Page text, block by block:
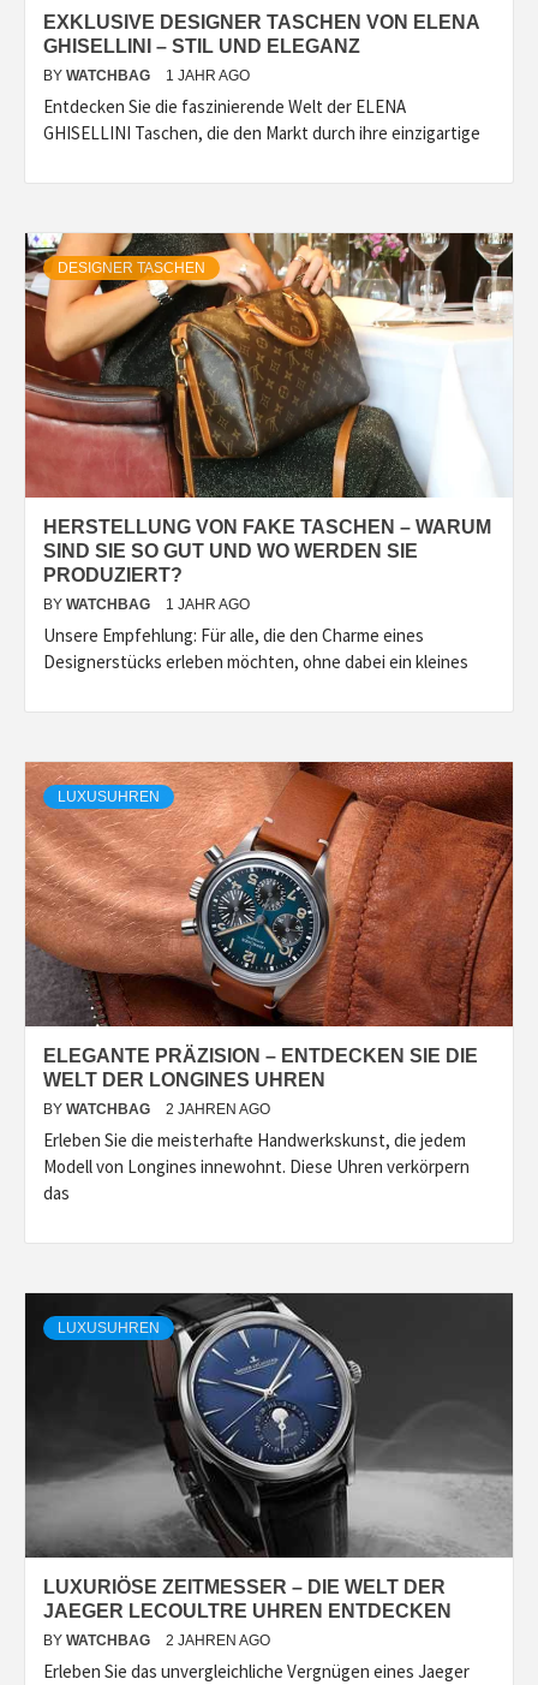
EXKLUSIVE DESIGNER TASCHEN VON ELENA
GHISELLINI – STIL UND ELEGANZ
BY WATCHBAG 1 JAHR AGO
Entdecken Sie die faszinierende Welt der ELENA
GHISELLINI Taschen, die den Markt durch ihre einzigartige
DESIGNER TASCHEN
HERSTELLUNG VON FAKE TASCHEN – WARUM
SIND SIE SO GUT UND WO WERDEN SIE
PRODUZIERT?
BY WATCHBAG 1 JAHR AGO
Unsere Empfehlung: Für alle, die den Charme eines
Designerstücks erleben möchten, ohne dabei ein kleines
LUXUSUHREN
ELEGANTE PRÄZISION – ENTDECKEN SIE DIE
WELT DER LONGINES UHREN
BY WATCHBAG 2 JAHREN AGO
Erleben Sie die meisterhafte Handwerkskunst, die jedem
Modell von Longines innewohnt. Diese Uhren verkörpern
das
LUXUSUHREN
LUXURIÖSE ZEITMESSER – DIE WELT DER
JAEGER LECOULTRE UHREN ENTDECKEN
BY WATCHBAG 2 JAHREN AGO
Erleben Sie das unvergleichliche Vergnügen eines Jaeger